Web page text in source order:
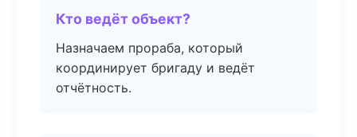
Кто ведёт объект?
Назначаем прораба, который
координирует бригаду и ведёт
отчётность.